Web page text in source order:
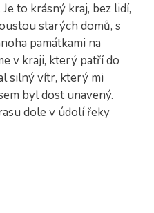
to krásný kraj, bez lidí,
starých domů, s
památkami na
v kraji, který patří do
silný vítr, který mi
byl dost unavený.
dole v údolí řeky